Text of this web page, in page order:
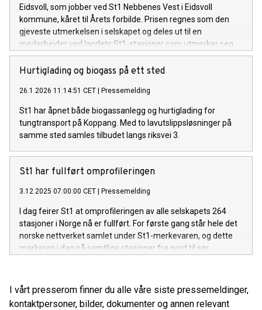
Eidsvoll, som jobber ved St1 Nebbenes Vest i Eidsvoll
kommune, kåret til Årets forbilde. Prisen regnes som den
gjeveste utmerkelsen i selskapet og deles ut til en
medarbeider ved landets St1-stasjoner som utmerker seg
som en foregangsperson og et tydelig forbilde for kolleger.
Hurtiglading og biogass på ett sted
26.1.2026 11:14:51 CET | Pressemelding
St1 har åpnet både biogassanlegg og hurtiglading for
tungtransport på Koppang. Med to lavutslippsløsninger på
samme sted samles tilbudet langs riksvei 3.
St1 har fullført omprofileringen
3.12.2025 07:00:00 CET | Pressemelding
I dag feirer St1 at omprofileringen av alle selskapets 264
stasjoner i Norge nå er fullført. For første gang står hele det
norske nettverket samlet under St1-merkevaren, og dette
markeres i dag på samtlige stasjoner fra nord til sør.
I vårt presserom finner du alle våre siste pressemeldinger,
kontaktpersoner, bilder, dokumenter og annen relevant